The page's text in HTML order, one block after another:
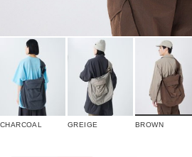
CHARCOAL GREIGE BROWN